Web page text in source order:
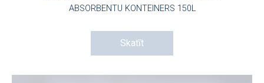
ABSORBENTU KONTEINERS 150L
Skatīt